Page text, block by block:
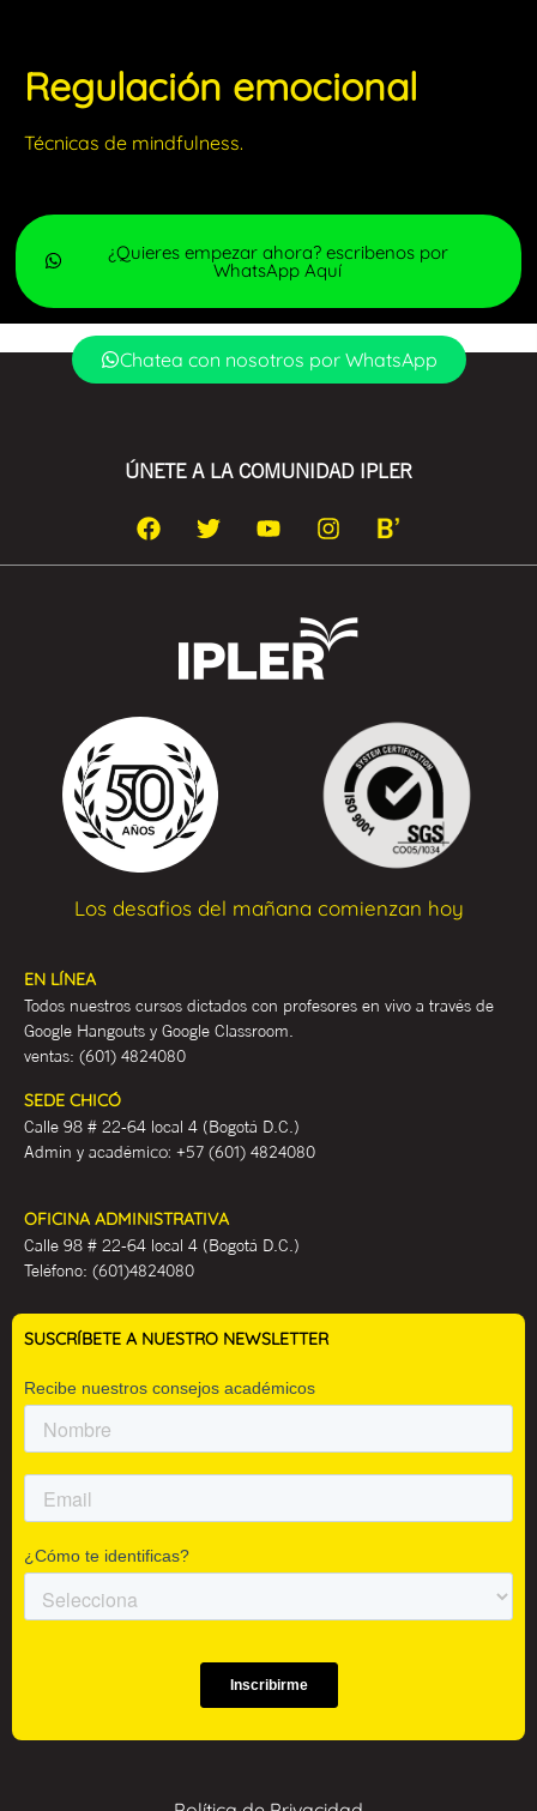
Regulación emocional
Técnicas de mindfulness.
¿Quieres empezar ahora? escribenos por
WhatsApp Aquí
Chatea con nosotros por WhatsApp
ÚNETE A LA COMUNIDAD IPLER
Los desafios del mañana comienzan hoy
EN LÍNEA
Todos nuestros cursos dictados con profesores en vivo a través de
Google Hangouts y Google Classroom.
ventas: (601) 4824080
SEDE CHICÓ
Calle 98 # 22-64 local 4 (Bogotá D.C.)
Admin y académico: +57 (601) 4824080
OFICINA ADMINISTRATIVA
Calle 98 # 22-64 local 4 (Bogotá D.C.)
Teléfono: (601)4824080
SUSCRÍBETE A NUESTRO NEWSLETTER